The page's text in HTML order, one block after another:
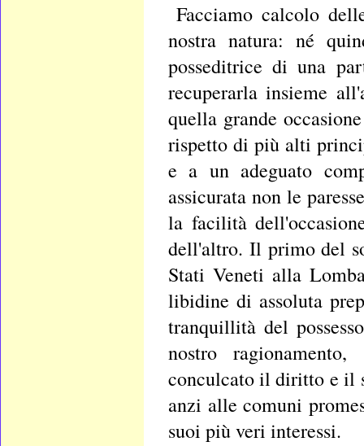
Facciamo calcolo
nostra natura: né
posseditrice di una
recuperarla insieme
quella grande
rispetto di più alti
e a un adeguato
assicurata non le
la facilità
dell'altro. Il primo del
Stati Veneti alla
libidine di assoluta
tranquillità del
nostro
conculcato il diritto e il
anzi alle comuni
suoi più veri interessi.